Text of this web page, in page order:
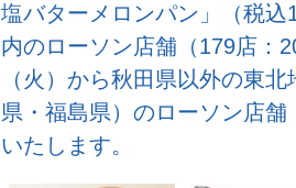
塩バターメロンパン」（税
内のローソン店舗（179店：
（火）から秋田県以外の東
県・福島県）のローソン店
いたします。